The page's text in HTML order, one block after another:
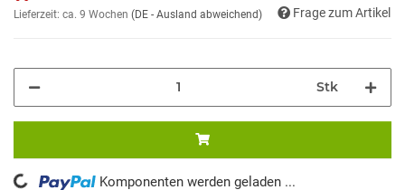
Lieferzeit: ca. 9 Wochen (DE - Ausland abweichend) Frage zum Artikel
Stk
Komponenten werden geladen ...